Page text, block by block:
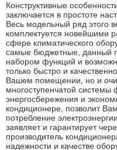
Конструктивные
заключается в простоте
Весь модельный ряд этого
комплектуется новейшими
сфере климатического
самые бюджетные, данный
набором функций и
только быстро и
Вашем помещении, но и
многоступенчатой системы
энергосбережения и
кондиционере, позволит
потребление
заявляет и гарантирует
производитель
надежности и качестве